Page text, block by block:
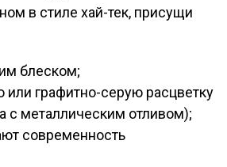
в стиле хай-тек, присущи
блеском;
или графитно-серую расцветку
с металлическим отливом);
современность